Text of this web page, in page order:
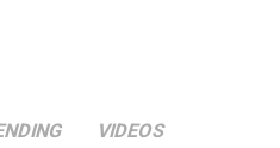
VIDEOS